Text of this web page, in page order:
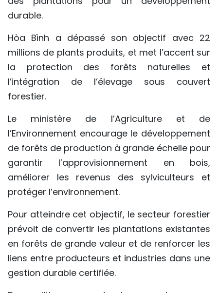
durable.
Hòa Bình a dépassé son objectif avec 22
millions de plants produits, et met l’accent sur
la protection des forêts naturelles et
l’intégration de l’élevage sous couvert
forestier.
Le ministère de l’Agriculture et de
l’Environnement encourage le développement
de forêts de production à grande échelle pour
garantir l’approvisionnement en bois,
améliorer les revenus des sylviculteurs et
protéger l’environnement.
Pour atteindre cet objectif, le secteur forestier
prévoit de convertir les plantations existantes
en forêts de grande valeur et de renforcer les
liens entre producteurs et industries dans une
gestion durable certifiée.